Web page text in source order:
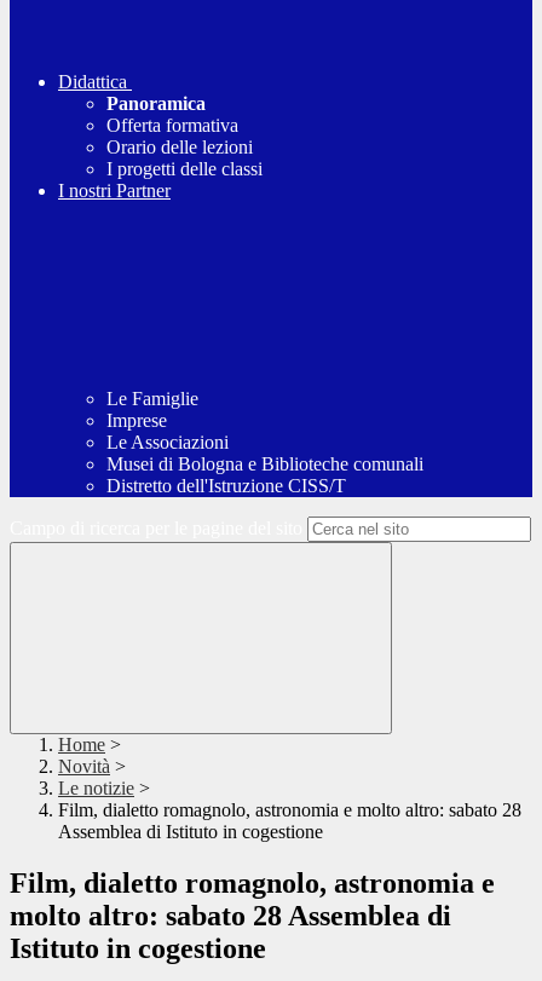
Didattica
Panoramica
Offerta formativa
Orario delle lezioni
I progetti delle classi
I nostri Partner
Le Famiglie
Imprese
Le Associazioni
Musei di Bologna e Biblioteche comunali
Distretto dell'Istruzione CISS/T
Home >
Novità >
Le notizie >
Film, dialetto romagnolo, astronomia e molto altro: sabato 28
Assemblea di Istituto in cogestione
Film, dialetto romagnolo, astronomia e
molto altro: sabato 28 Assemblea di
Istituto in cogestione